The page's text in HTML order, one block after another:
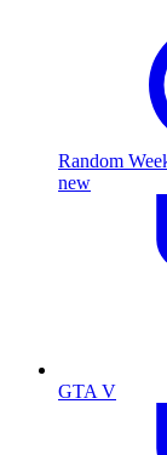
Random
new
GTA V